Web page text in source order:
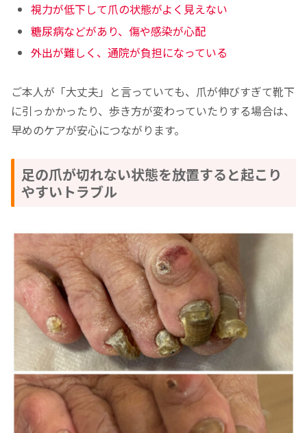
視力が低下して爪の状態がよく見えない
糖尿病などがあり、傷や感染が心配
外出が難しく、通院が負担になっている
ご本人が「大丈夫」と言っていても、爪が伸びすぎて靴下
に引っかかったり、歩き方が変わっていたりする場合は、
早めのケアが安心につながります。
足の爪が切れない状態を放置すると起こり
やすいトラブル